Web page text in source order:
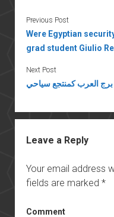
Previous Post
Were Egyptian
grad student Giulio
Next Post
العرب كمنتجع سياحي
Leave a Reply
Your email address
fields are marked *
Comment